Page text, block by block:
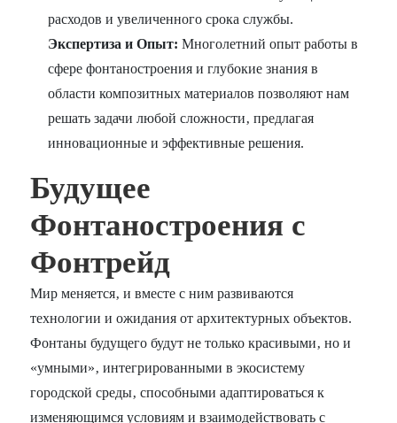
расходов и увеличенного срока службы.
Экспертиза и Опыт: Многолетний опыт работы в
сфере фонтаностроения и глубокие знания в
области композитных материалов позволяют нам
решать задачи любой сложности‚ предлагая
инновационные и эффективные решения.
Будущее
Фонтаностроения с
Фонтрейд
Мир меняется‚ и вместе с ним развиваются
технологии и ожидания от архитектурных объектов.
Фонтаны будущего будут не только красивыми‚ но и
«умными»‚ интегрированными в экосистему
городской среды‚ способными адаптироваться к
изменяющимся условиям и взаимодействовать с